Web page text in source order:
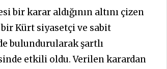
bir karar aldığının altını çizen
bir Kürt siyasetçi ve sabit
bulundurularak şartlı
etkili oldu. Verilen karardan